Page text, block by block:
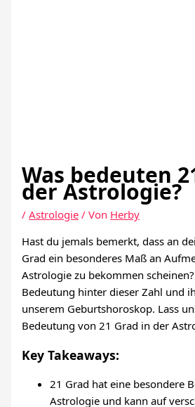
Was bedeuten
der Astrologie?
/Astrologie / Von Herby
Hast du jemals bemerkt, dass an
Grad ein besonderes Maß an
Astrologie zu bekommen
Bedeutung hinter dieser Zahl und
unserem Geburtshoroskop. Lass
Bedeutung von 21 Grad in der
Key Takeaways:
21 Grad hat eine besondere
Astrologie und kann auf